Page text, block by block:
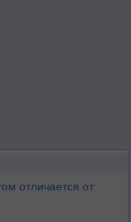
отличается от